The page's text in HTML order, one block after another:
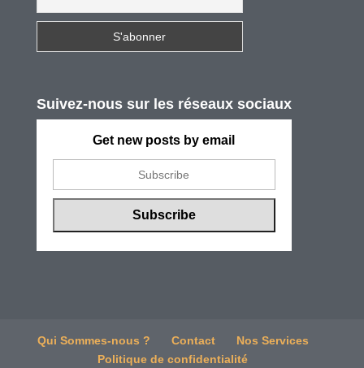
Suivez-nous sur les réseaux sociaux
Get new posts by email
Qui Sommes-nous ? Contact
Nos Services
Politique de confidentialité